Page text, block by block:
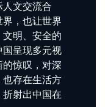
文交流合
，也让世界
明、安全的
呈现多元视
惊叹，‌对深
存在生活方
射出中国在